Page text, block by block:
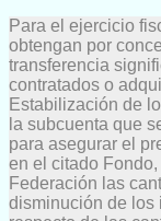
Para el ejercicio
obtengan por
transferencia
contratados o
Estabilización de
la subcuenta que
para asegurar el
en el citado
Federación las
disminución de los